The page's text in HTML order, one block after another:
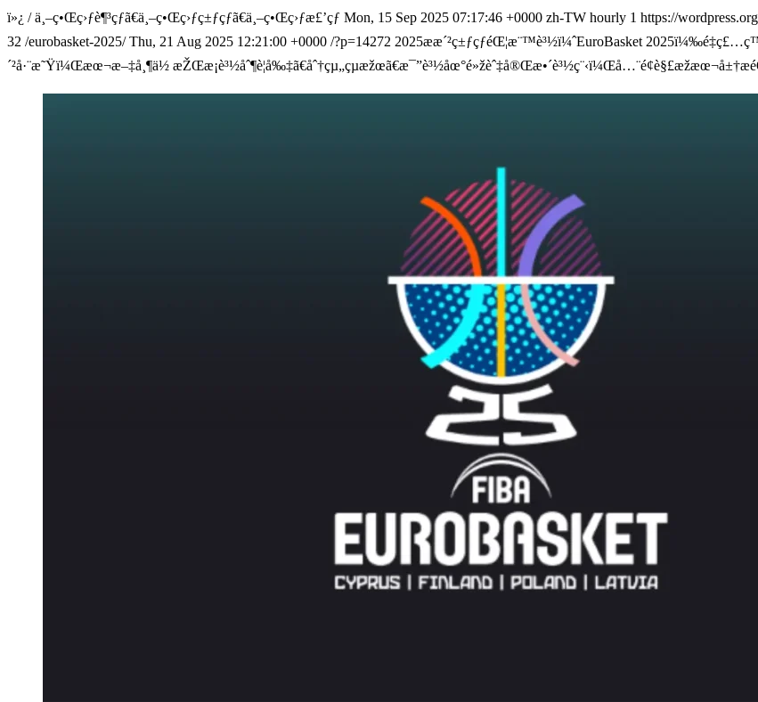
ï»¿ /ä¸–ç•Œç›ƒè¶³çƒã€ä¸–ç•Œç›ƒç±ƒçƒã€ä¸–ç•Œç›ƒæ£’çƒ Mon, 15 Sep 2025 07:17:46 +0000 zh-TW hourly 1 https://
32 /eurobasket-2025/Thu, 21 Aug 2025 12:21:00 +0000 /?p=14272 2025æ­æ´²ç±ƒçƒéŒ¦æ¨™è³½ï¼ˆEuroBasket
´²å·¨æ˜Ÿï¼Œæœ¬æ–‡å¸¶ä½